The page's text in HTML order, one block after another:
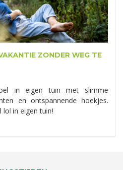
ZONDER WEG TE
in eigen tuin met slimme
en ontspannende hoekjes.
in eigen tuin!